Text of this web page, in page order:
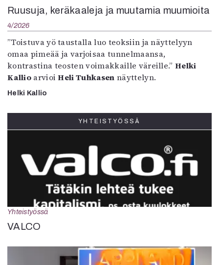
Ruusuja, keräkaaleja ja muutamia muumioita
4/2026
”Toistuva yö taustalla luo teoksiin ja näyttelyyn
omaa pimeää ja varjoisaa tunnelmaansa,
kontrastina teosten voimakkaille väreille.”Helki
KallioarvioiHeli Tuhkasen näyttelyn.
Helki Kallio
YHTEISTYÖSSÄ
Yhteistyössä
VALCO